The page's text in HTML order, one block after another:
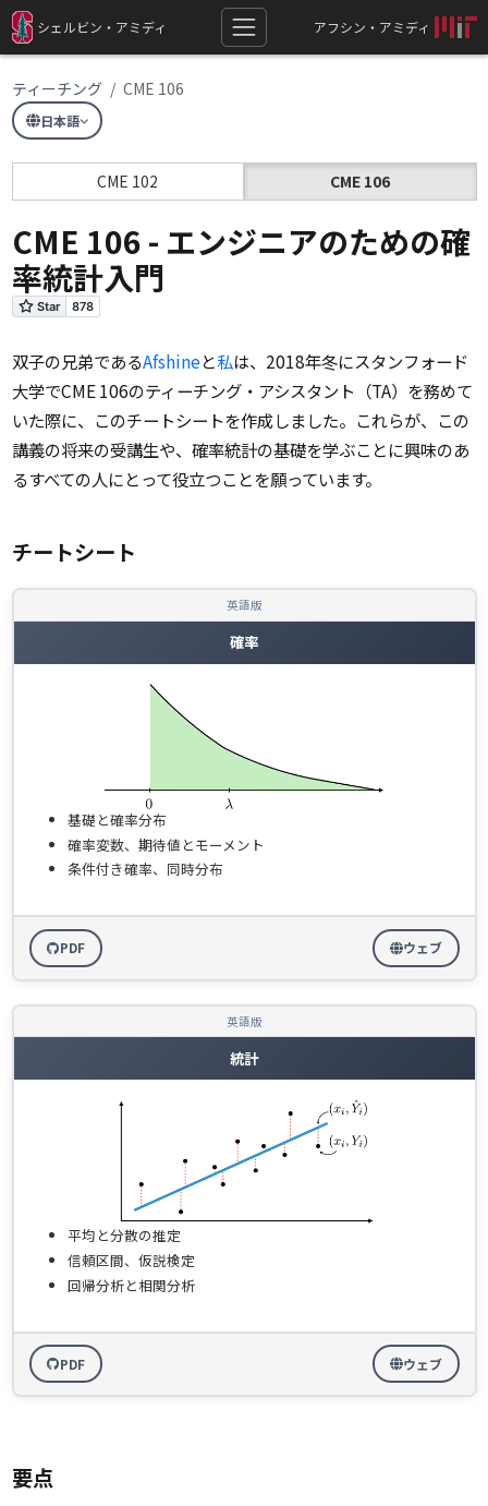
シェルビン・アミディ アフシン・アミディ
ティーチング CME 106
日本語
CME 102 CME 106
CME 106 - エンジニアのための確
率統計入門
双子の兄弟であるAfshineと私は、2018年冬にスタンフォード
大学でCME 106のティーチング・アシスタント（TA）を務めて
いた際に、このチートシートを作成しました。これらが、この
講義の将来の受講生や、確率統計の基礎を学ぶことに興味のあ
るすべての人にとって役立つことを願っています。
チートシート
英語版
確率
基礎と確率分布
確率変数、期待値とモーメント
条件付き確率、同時分布
PDF ウェブ
英語版
統計
平均と分散の推定
信頼区間、仮説検定
回帰分析と相関分析
PDF ウェブ
要点